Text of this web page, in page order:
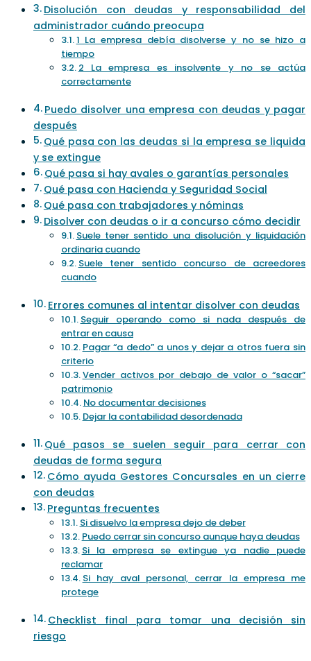
Disolución con deudas y responsabilidad del
administrador cuándo preocupa
1 La empresa debía disolverse y no se hizo a
tiempo
2 La empresa es insolvente y no se actúa
correctamente
Puedo disolver una empresa con deudas y pagar
después
Qué pasa con las deudas si la empresa se liquida
y se extingue
Qué pasa si hay avales o garantías personales
Qué pasa con Hacienda y Seguridad Social
Qué pasa con trabajadores y nóminas
Disolver con deudas o ir a concurso cómo decidir
Suele tener sentido una disolución y liquidación
ordinaria cuando
Suele tener sentido concurso de acreedores
cuando
Errores comunes al intentar disolver con deudas
Seguir operando como si nada después de
entrar en causa
Pagar “a dedo” a unos y dejar a otros fuera sin
criterio
Vender activos por debajo de valor o “sacar”
patrimonio
No documentar decisiones
Dejar la contabilidad desordenada
Qué pasos se suelen seguir para cerrar con
deudas de forma segura
Cómo ayuda Gestores Concursales en un cierre
con deudas
Preguntas frecuentes
Si disuelvo la empresa dejo de deber
Puedo cerrar sin concurso aunque haya deudas
Si la empresa se extingue ya nadie puede
reclamar
Si hay aval personal, cerrar la empresa me
protege
Checklist final para tomar una decisión sin
riesgo